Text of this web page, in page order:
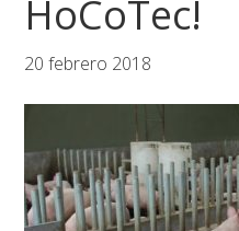
HoCoTec!
20 febrero 2018